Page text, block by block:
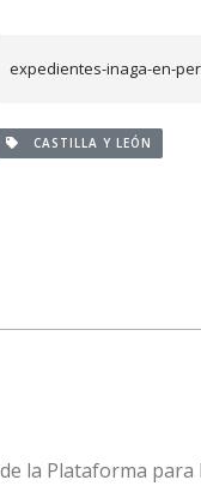
expedientes-inaga-en-
CASTILLA Y LEÓN
la Plataforma